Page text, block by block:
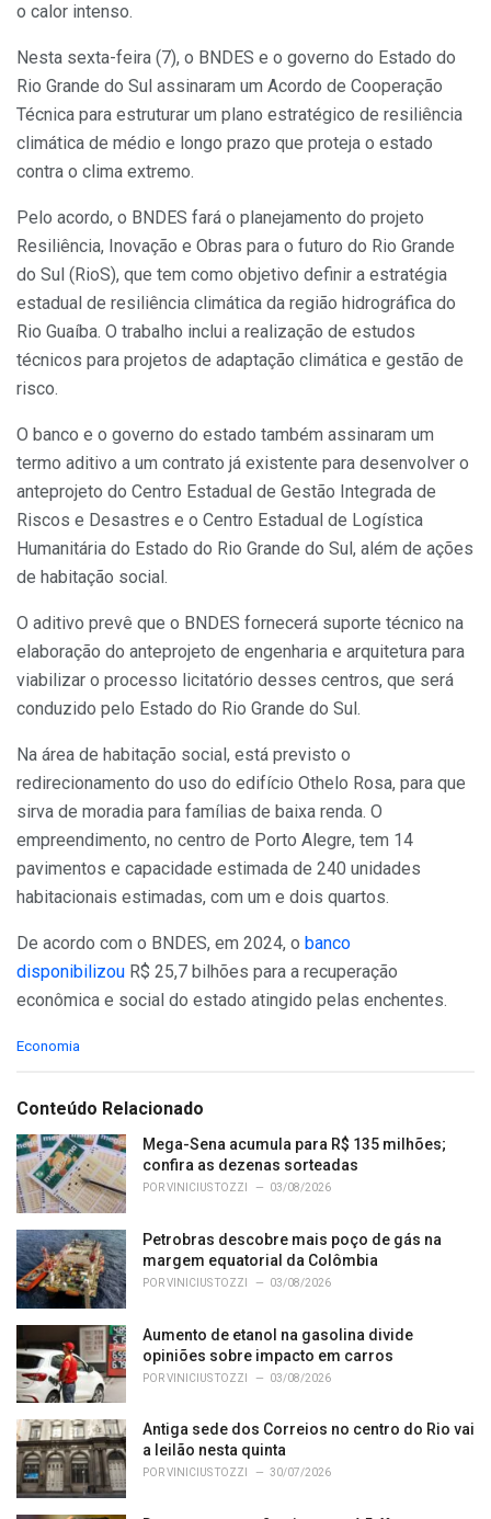
o calor intenso.
Nesta sexta-feira (7), o BNDES e o governo do Estado do
Rio Grande do Sul assinaram um Acordo de Cooperação
Técnica para estruturar um plano estratégico de resiliência
climática de médio e longo prazo que proteja o estado
contra o clima extremo.
Pelo acordo, o BNDES fará o planejamento do projeto
Resiliência, Inovação e Obras para o futuro do Rio Grande
do Sul (RioS), que tem como objetivo definir a estratégia
estadual de resiliência climática da região hidrográfica do
Rio Guaíba. O trabalho inclui a realização de estudos
técnicos para projetos de adaptação climática e gestão de
risco.
O banco e o governo do estado também assinaram um
termo aditivo a um contrato já existente para desenvolver o
anteprojeto do Centro Estadual de Gestão Integrada de
Riscos e Desastres e o Centro Estadual de Logística
Humanitária do Estado do Rio Grande do Sul, além de ações
de habitação social.
O aditivo prevê que o BNDES fornecerá suporte técnico na
elaboração do anteprojeto de engenharia e arquitetura para
viabilizar o processo licitatório desses centros, que será
conduzido pelo Estado do Rio Grande do Sul.
Na área de habitação social, está previsto o
redirecionamento do uso do edifício Othelo Rosa, para que
sirva de moradia para famílias de baixa renda. O
empreendimento, no centro de Porto Alegre, tem 14
pavimentos e capacidade estimada de 240 unidades
habitacionais estimadas, com um e dois quartos.
De acordo com o BNDES, em 2024, o banco
disponibilizou R$ 25,7 bilhões para a recuperação
econômica e social do estado atingido pelas enchentes.
C
e
o
r
i
e
:
Economia
Conteúdo Relacionado
Mega-Sena acumula para R$ 135 milhões;
confira as dezenas sorteadas
PORVINICIUS TOZZI 03/08/2026
Petrobras descobre mais poço de gás na
margem equatorial da Colômbia
PORVINICIUS TOZZI 03/08/2026
Aumento de etanol na gasolina divide
opiniões sobre impacto em carros
PORVINICIUS TOZZI 03/08/2026
Antiga sede dos Correios no centro do Rio vai
a leilão nesta quinta
PORVINICIUS TOZZI 30/07/2026